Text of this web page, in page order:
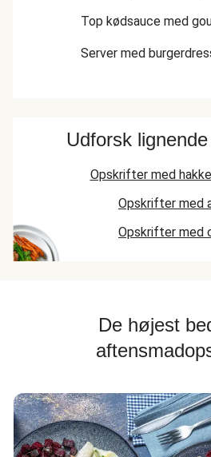
Top kødsauce med
Server med
Udforsk
Opskrifter med
Opskrifter med
Opskrifter med
De højest